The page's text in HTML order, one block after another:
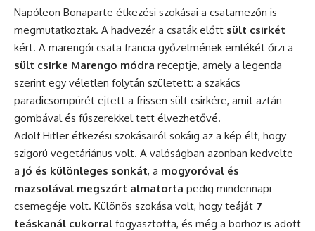
Napóleon Bonaparte étkezési szokásai a csatamezőn is
megmutatkoztak. A hadvezér a csaták előtt sült csirkét
kért. A marengói csata francia győzelmének emlékét őrzi a
sült csirke Marengo módra receptje, amely a legenda
szerint egy véletlen folytán született: a szakács
paradicsompürét ejtett a frissen sült csirkére, amit aztán
gombával és fűszerekkel tett élvezhetővé.
Adolf Hitler étkezési szokásairól sokáig az a kép élt, hogy
szigorú vegetáriánus volt. A valóságban azonban kedvelte
a jó és különleges sonkát, a mogyoróval és
mazsolával megszórt almatorta pedig mindennapi
csemegéje volt. Különös szokása volt, hogy teáját 7
teáskanál cukorral fogyasztotta, és még a borhoz is adott